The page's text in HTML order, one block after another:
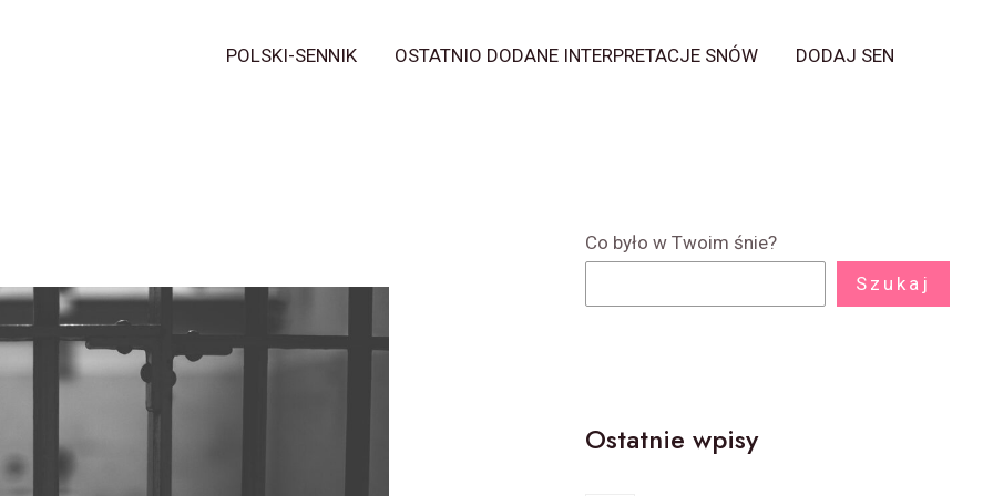
POLSKI-SENNIK OSTATNIO DODANE INTERPRETACJE SNÓW DODAJ SEN
Co było w Twoim śnie?
Szukaj
Ostatnie wpisy